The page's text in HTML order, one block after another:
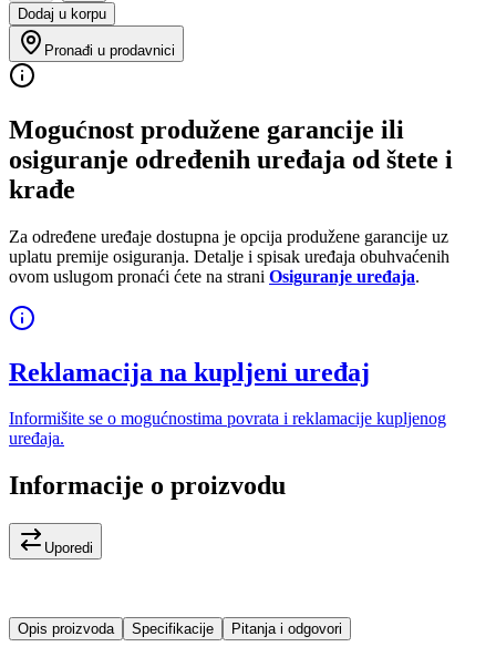
Dodaj u korpu
Pronađi u prodavnici
Mogućnost produžene garancije ili
osiguranje određenih uređaja od štete i
krađe
Za određene uređaje dostupna je opcija produžene garancije uz
uplatu premije osiguranja. Detalje i spisak uređaja obuhvaćenih
ovom uslugom pronaći ćete na strani Osiguranje uređaja.
Reklamacija na kupljeni uređaj
Informišite se o mogućnostima povrata i reklamacije kupljenog
uređaja.
Informacije o proizvodu
Uporedi
Opis proizvoda Specifikacije Pitanja i odgovori